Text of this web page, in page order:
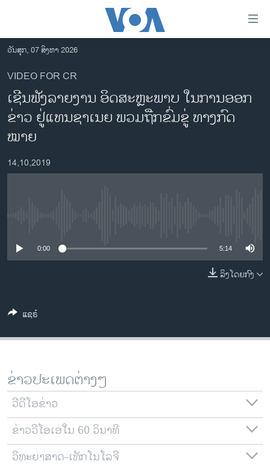
ເຂົ້າ
ຫາ
ຂ້າມ
ຂ້າມ
ຂ້າມ
ໄປ
ຫາ
ຊອກ
ຄົ້ນ
ອາເມຣິກາ
ການເລືອກຕັ້ງ ປະທານາທີບໍດີ ສະຫະລັດ 2024
ໂລກ
ຊຸມຊົນຊາວລາວ
ສຽງ
ລາຍການກະຈາຍສຽງ
ຕິດຕາມພວກເຮົາ ທີ່
ພາສາຕ່າງໆ
ວັນສຸກ, 07 ສິງຫາ 2026
VIDEO FOR CR
ເຊີນ​ຟັງ​ລາຍ​ງານ ອິດ​ສະ​ຫຼະ​ພາບ ໃນ​ການ​ອອກ​
ຂ່າວ ຢູ່​ແທນ​ຊາ​ເນຍ ພວມ​ຖືກ​ຂົ່ມ​ຂູ່ ທາງ​ກົດ​
ໝາຍ
14,10,2019
0:00 5:14
ລິງໂດຍກົງ
ແຊຣ໌
ຂ່າວປະເພດຕ່າງໆ
ວີດີໂອຂ່າວ
ຂ່າວວີໂອເອໃນ 60 ວິນາທີ
ວິທະຍາສາດ-ເທັກໂນໂລຈີ